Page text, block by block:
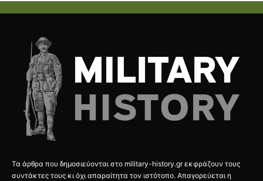
Τα άρθρα που δημοσιεύονται στο military-history.gr εκφράζουν τους
συντάκτες τους κι όχι απαραίτητα τον ιστότοπο. Απαγορεύεται η